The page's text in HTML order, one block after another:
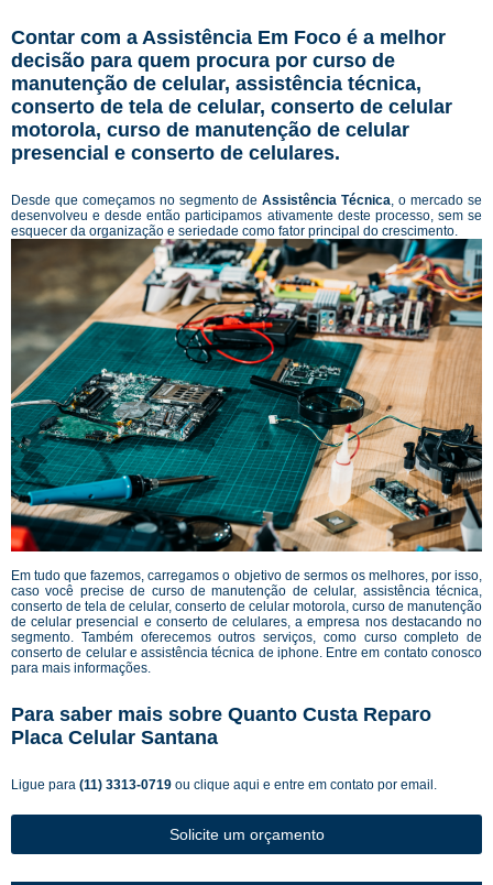
Contar com a Assistência Em Foco é a melhor
decisão para quem procura por curso de
manutenção de celular, assistência técnica,
conserto de tela de celular, conserto de celular
motorola, curso de manutenção de celular
presencial e conserto de celulares.
Desde que começamos no segmento deAssistência Técnica, o mercado se
desenvolveu e desde então participamos ativamente deste processo, sem se
esquecer da organização e seriedade como fator principal do crescimento.
Em tudo que fazemos, carregamos o objetivo de sermos os melhores, por isso,
caso você precise de curso de manutenção de celular, assistência técnica,
conserto de tela de celular, conserto de celular motorola, curso de manutenção
de celular presencial e conserto de celulares, a empresa nos destacando no
segmento. Também oferecemos outros serviços, como curso completo de
conserto de celular e assistência técnica de iphone. Entre em contato conosco
para mais informações.
Para saber mais sobre Quanto Custa Reparo
Placa Celular Santana
Ligue para (11) 3313-0719 ou clique aqui e entre em contato por email.
Solicite um orçamento